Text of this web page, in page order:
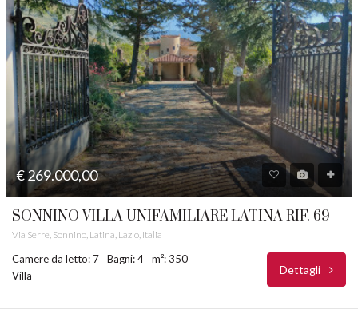
€ 269.000,00
SONNINO VILLA UNIFAMILIARE LATINA RIF. 69
Via Serre, Sonnino, Latina, Lazio, Italia
Camere da letto: 7 Bagni: 4
m²: 350
Villa
Dettagli